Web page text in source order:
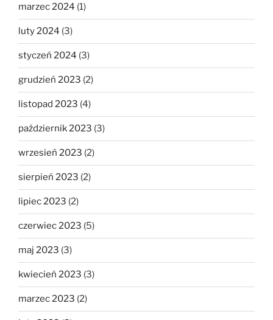
marzec 2024 (1)
luty 2024 (3)
styczeń 2024 (3)
grudzień 2023 (2)
listopad 2023 (4)
październik 2023 (3)
wrzesień 2023 (2)
sierpień 2023 (2)
lipiec 2023 (2)
czerwiec 2023 (5)
maj 2023 (3)
kwiecień 2023 (3)
marzec 2023 (2)